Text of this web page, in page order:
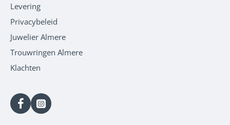
Levering
Privacybeleid
Juwelier Almere
Trouwringen Almere
Klachten